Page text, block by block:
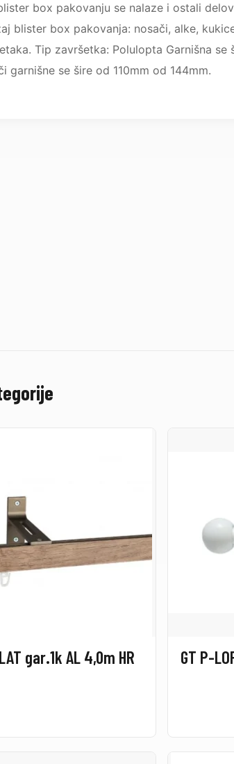
box pakovanju se nalaze i ostali
blister box pakovanja: nosači, alke,
Tip završetka: Polulopta Garnišna se
garnišne se šire od 110mm od 144mm.
gar.1k AL 4,0m HR GT P-